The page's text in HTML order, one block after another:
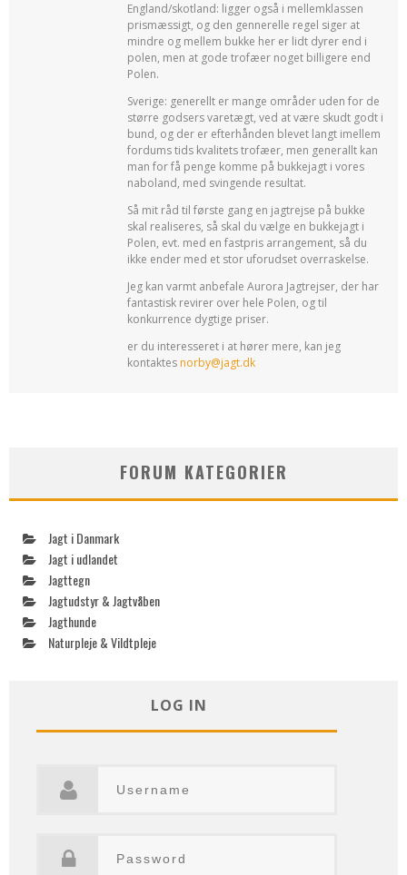
England/skotland: ligger også i mellemklassen
prismæssigt, og den gennerelle regel siger at
mindre og mellem bukke her er lidt dyrer end i
polen, men at gode trofæer noget billigere end
Polen.
Sverige: generellt er mange områder uden for de
større godsers varetægt, ved at være skudt godt i
bund, og der er efterhånden blevet langt imellem
fordums tids kvalitets trofæer, men generallt kan
man for få penge komme på bukkejagt i vores
naboland, med svingende resultat.
Så mit råd til første gang en jagtrejse på bukke
skal realiseres, så skal du vælge en bukkejagt i
Polen, evt. med en fastpris arrangement, så du
ikke ender med et stor uforudset overraskelse.
Jeg kan varmt anbefale Aurora Jagtrejser, der har
fantastisk revirer over hele Polen, og til
konkurrence dygtige priser.
er du interesseret i at hører mere, kan jeg
kontaktes norby@jagt.dk
FORUM KATEGORIER
Jagt i Danmark
Jagt i udlandet
Jagttegn
Jagtudstyr & Jagtvåben
Jagthunde
Naturpleje & Vildtpleje
LOG IN